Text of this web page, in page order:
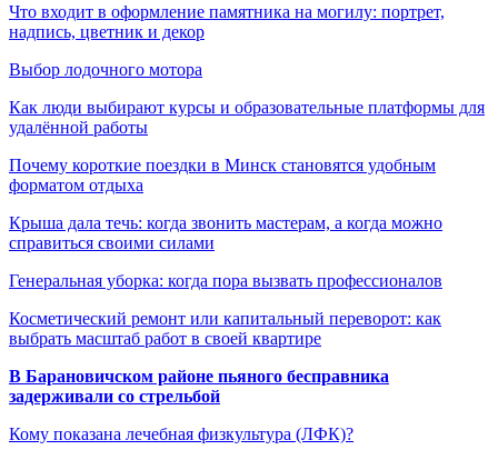
Что входит в оформление памятника на могилу: портрет,
надпись, цветник и декор
Выбор лодочного мотора
Как люди выбирают курсы и образовательные платформы для
удалённой работы
Почему короткие поездки в Минск становятся удобным
форматом отдыха
Крыша дала течь: когда звонить мастерам, а когда можно
справиться своими силами
Генеральная уборка: когда пора вызвать профессионалов
Косметический ремонт или капитальный переворот: как
выбрать масштаб работ в своей квартире
В Барановичском районе пьяного бесправника
задерживали со стрельбой
Кому показана лечебная физкультура (ЛФК)?